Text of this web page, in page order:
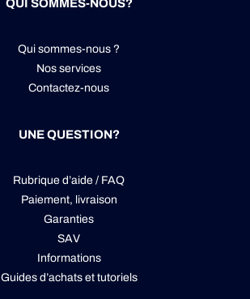
QUI SOMMES-NOUS?
Qui sommes-nous ?
Nos services
Contactez-nous
UNE QUESTION?
Rubrique d’aide / FAQ
Paiement, livraison
Garanties
SAV
Informations
Guides d’achats et tutoriels